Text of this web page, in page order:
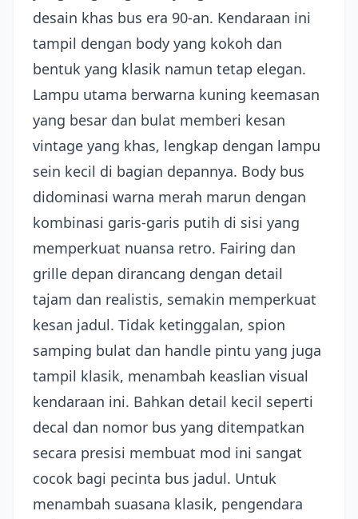
desain khas bus era 90-an. Kendaraan ini
tampil dengan body yang kokoh dan
bentuk yang klasik namun tetap elegan.
Lampu utama berwarna kuning keemasan
yang besar dan bulat memberi kesan
vintage yang khas, lengkap dengan lampu
sein kecil di bagian depannya. Body bus
didominasi warna merah marun dengan
kombinasi garis-garis putih di sisi yang
memperkuat nuansa retro. Fairing dan
grille depan dirancang dengan detail
tajam dan realistis, semakin memperkuat
kesan jadul. Tidak ketinggalan, spion
samping bulat dan handle pintu yang juga
tampil klasik, menambah keaslian visual
kendaraan ini. Bahkan detail kecil seperti
decal dan nomor bus yang ditempatkan
secara presisi membuat mod ini sangat
cocok bagi pecinta bus jadul. Untuk
menambah suasana klasik, pengendara